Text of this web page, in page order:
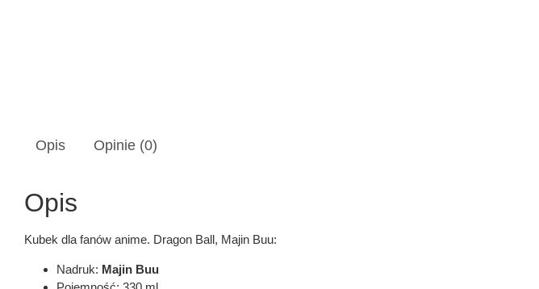
Opis Opinie (0)
Opis
Kubek dla fanów anime. Dragon Ball, Majin Buu:
Nadruk: Majin Buu